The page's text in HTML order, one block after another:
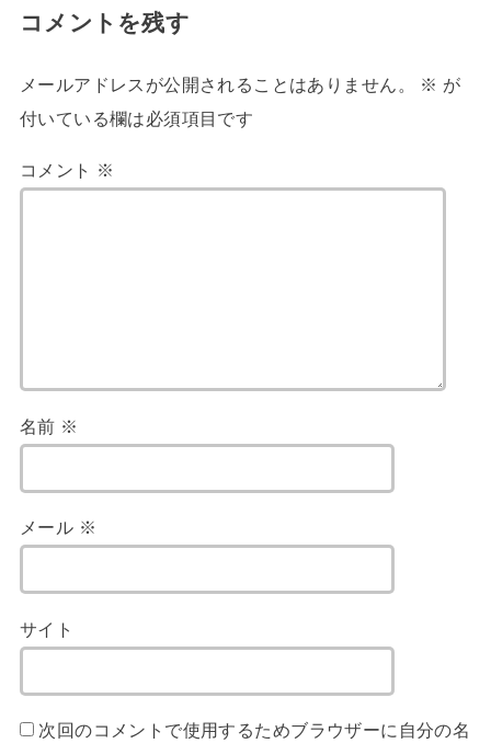
コメントを残す
メールアドレスが公開されることはありません。 ※ が
付いている欄は必須項目です
コメント ※
名前 ※
メール ※
サイト
次回のコメントで使用するためブラウザーに自分の名